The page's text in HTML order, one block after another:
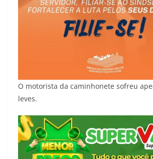
O motorista da caminhonete sofreu
leves.